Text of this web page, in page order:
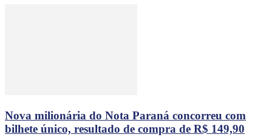
Nova milionária do Nota Paraná concorreu com
bilhete único, resultado de compra de R$ 149,90